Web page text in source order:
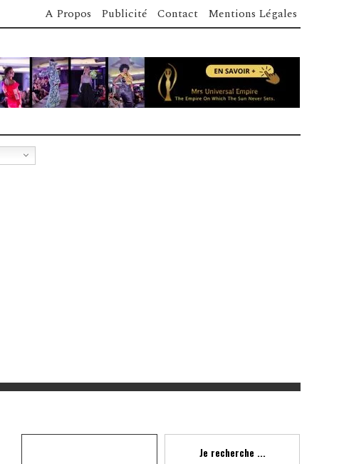
A Propos Publicité Contact Mentions Légales
Je recherche ...